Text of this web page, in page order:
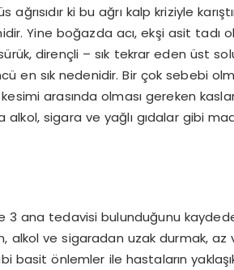
ki bu ağrı kalp kriziyle
Yine boğazda acı, ekşi asit tadı
dirençli – sık tekrar eden üst
en sık nedenidir. Bir çok sebebi
arasında olması gereken
alkol, sigara ve yağlı gıdalar gibi
3 ana tedavisi bulunduğunu
alkol ve sigaradan uzak durmak, az
basit önlemler ile hastaların